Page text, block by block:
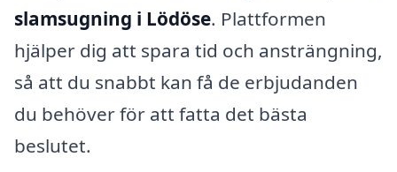
slamsugning i Lödöse. Plattformen
hjälper dig att spara tid och ansträngning,
så att du snabbt kan få de erbjudanden
du behöver för att fatta det bästa
beslutet.